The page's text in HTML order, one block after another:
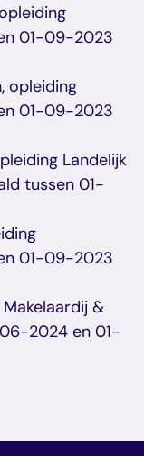
01-09-2023
opleiding
01-09-2023
Landelijk
tussen 01-
01-09-2023
&
2024 en 01-